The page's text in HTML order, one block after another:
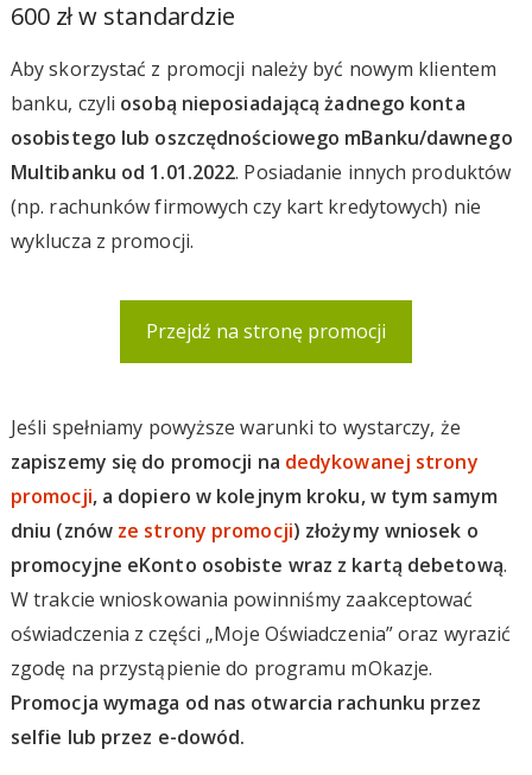
600 zł w standardzie
Aby skorzystać z promocji należy być nowym klientem
banku, czyli osobą nieposiadającą żadnego konta
osobistego lub oszczędnościowego mBanku/dawnego
Multibanku od 1.01.2022. Posiadanie innych produktów
(np. rachunków firmowych czy kart kredytowych) nie
wyklucza z promocji.
Przejdź na stronę promocji
Jeśli spełniamy powyższe warunki to wystarczy, że
zapiszemy się do promocji na dedykowanej strony
promocji, a dopiero w kolejnym kroku, w tym samym
dniu (znów ze strony promocji) złożymy wniosek o
promocyjne eKonto osobiste wraz z kartą debetową.
W trakcie wnioskowania powinniśmy zaakceptować
oświadczenia z części „Moje Oświadczenia” oraz wyrazić
zgodę na przystąpienie do programu mOkazje.
Promocja wymaga od nas otwarcia rachunku przez
selfie lub przez e-dowód.